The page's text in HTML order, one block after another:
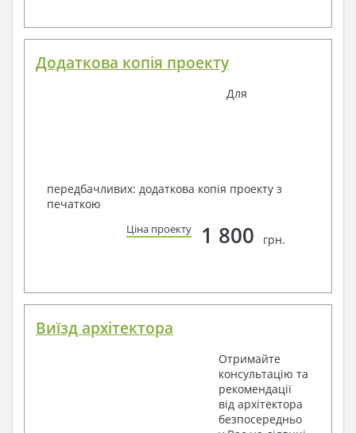
Додаткова копія проекту
Для
передбачливих: додаткова копія проекту з
печаткою
Ціна проекту 1 800 грн.
Виїзд архітектора
Отримайте
консультацію та
рекомендації
від архітектора
безпосередньо